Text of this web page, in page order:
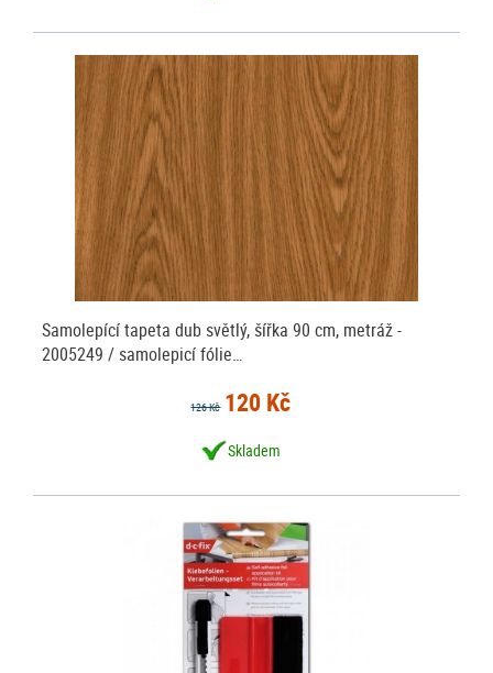
Samolepící tapeta dub světlý, šířka 90 cm, metráž -
2005249 / samolepicí fólie…
126 Kč 120 Kč
Skladem